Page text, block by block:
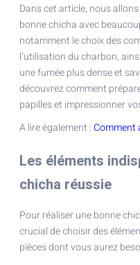
Dans cet article, nous
bonne chicha avec
notamment le choix des
l’utilisation du charbon,
une fumée plus dense et
découvrez comment
papilles et impressionner
A lire également :Comment
Les éléments
chicha réussie
Pour réaliser une bonne
crucial de choisir des
pièces dont vous aurez